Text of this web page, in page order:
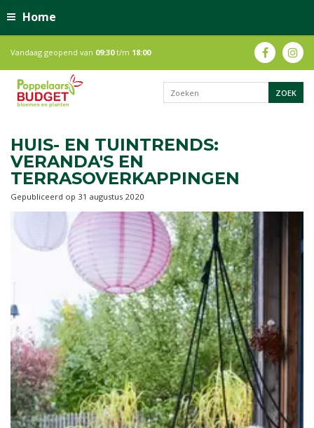
Home
Vandaag geopend van 09:30t/m 18:00
HUIS- EN TUINTRENDS:
VERANDA'S EN
TERRASOVERKAPPINGEN
Gepubliceerd op 31 augustus 2020